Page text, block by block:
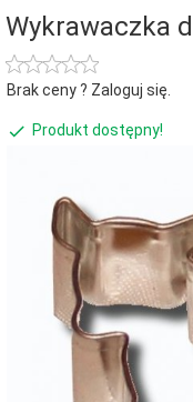
Wykrawaczka
Brak ceny ? Zaloguj się.
Produkt dostępny!